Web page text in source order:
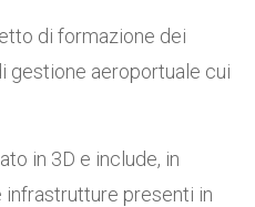
di formazione dei
gestione aeroportuale cui
in 3D e include, in
presenti in